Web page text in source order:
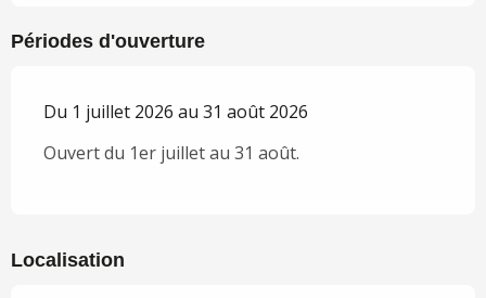
Périodes d'ouverture
Du 1 juillet 2026 au 31 août 2026
Ouvert du 1er juillet au 31 août.
Localisation